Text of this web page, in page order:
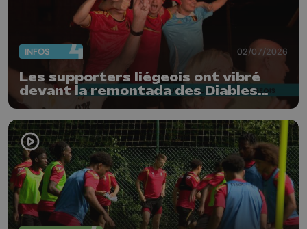
INFOS 02/07/2026
Les supporters liégeois ont vibré
devant la remontada des Diables
Rouges